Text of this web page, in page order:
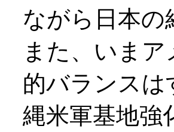
ながら日本の
また、いま
的バランスは
縄米軍基地強